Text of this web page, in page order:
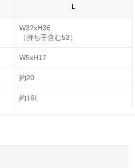
Ｌ
W32xH36
（持ち手含む53）
W5xH17
約20
約16L